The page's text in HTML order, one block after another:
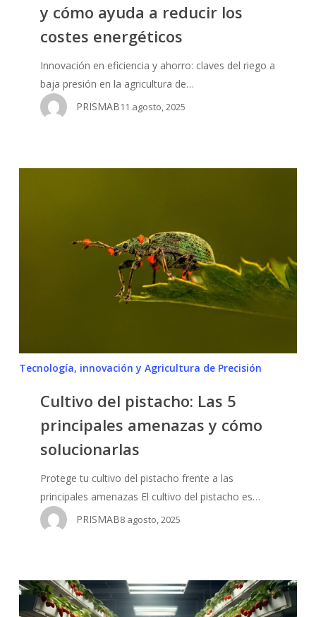
energéticos
y cómo ayuda a reducir los
costes energéticos
Innovación en eficiencia y ahorro: claves del riego a
baja presión en la agricultura de…
PRISMAB11 agosto, 2025
Tecnología, innovación y Agricultura de Precisión
Cultivo del pistacho: Las 5
principales amenazas y cómo
solucionarlas
Protege tu cultivo del pistacho frente a las
principales amenazas El cultivo del pistacho es…
PRISMAB8 agosto, 2025
Cómo
automatizar